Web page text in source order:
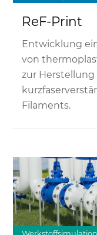
ReF-Print
Entwicklung
von
zur Herstellung
Filaments.